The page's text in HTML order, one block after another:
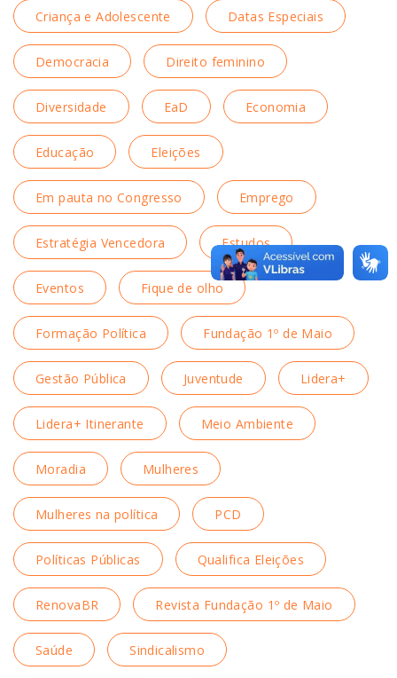
Criança e Adolescente Datas Especiais
Democracia Direito feminino
Diversidade EaD Economia
Educação Eleições
Em pauta no Congresso Emprego
Estratégia Vencedora Estudos
Eventos Fique de olho
Formação Política Fundação 1º de Maio
Gestão Pública Juventude Lidera+
Lidera+ Itinerante Meio Ambiente
Moradia Mulheres
Mulheres na política PCD
Políticas Públicas Qualifica Eleições
RenovaBR Revista Fundação 1º de Maio
Saúde Sindicalismo